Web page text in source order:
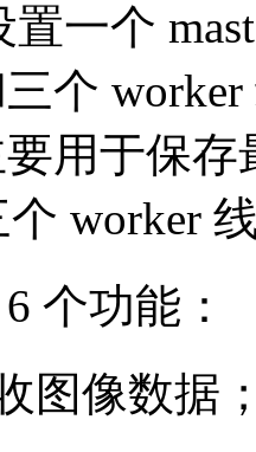
置一个
三个
要用于保
worker
个功能：
图像数据